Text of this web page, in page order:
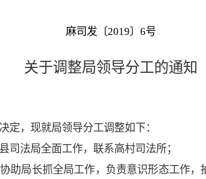
麻司发〔2019〕 6号
关于调整局领导分工的通知
定，现就局领导分工调整如下：
司法局全面工作，联系高村司法所；
协助局长抓全局工作，负责意识形态工作，